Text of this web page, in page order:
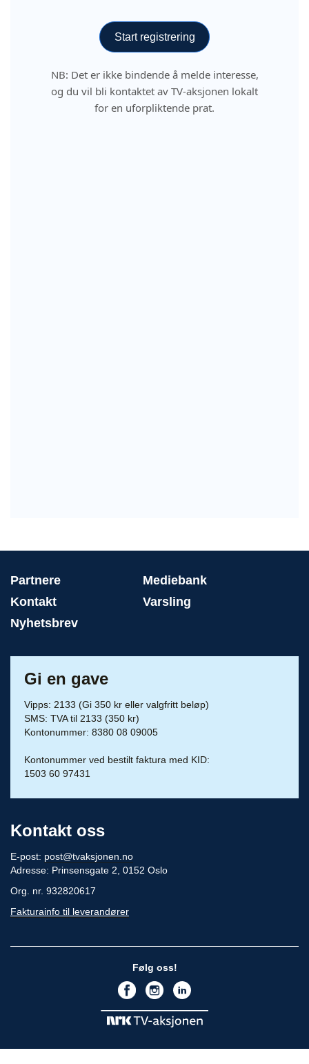
Partnere
Mediebank
Kontakt
Varsling
Nyhetsbrev
Gi en gave
Vipps: 2133 (Gi 350 kr eller valgfritt beløp)
SMS: TVA til 2133 (350 kr)
Kontonummer: 8380 08 09005
Kontonummer ved bestilt faktura med KID:
1503 60 97431
Kontakt oss
E-post: post@tvaksjonen.no
Adresse: Prinsensgate 2, 0152 Oslo
Org. nr. 932820617
Fakturainfo til leverandører
Følg oss!